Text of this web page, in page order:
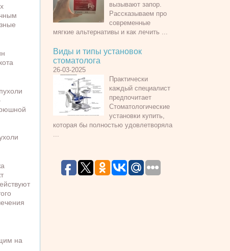
на
вызывают запор.
Рассказываем про
современные
мягкие альтернативы и как лечить ...
Виды и типы установок
стоматолога
26-03-2025
Практически
каждый специалист
предпочитает
Стоматологические
установки купить,
которая бы полностью удовлетворяла
...